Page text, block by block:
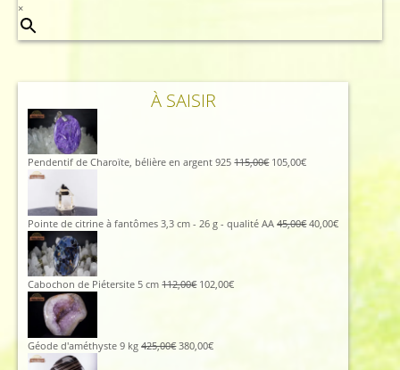
×
À SAISIR
Pendentif de Charoïte, bélière en argent 925 115,00€ Le
115,00€.
105,00€Le
105,00€.
Pointe de citrine à fantômes 3,3 cm - 26 g - qualité AA 45,00€Le
40,00€Le
Cabochon de Piétersite 5 cm 112,00€ Le
112,00€.
102,00€Le
Géode d'améthyste 9 kg 425,00€ Le
380,00€Le